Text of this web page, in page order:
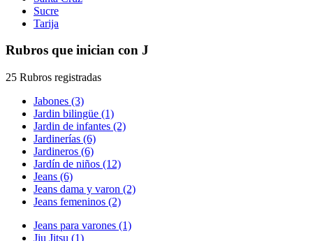
Sucre
Tarija
Rubros que inician con J
25 Rubros registradas
Jabones (3)
Jardin bilingüe (1)
Jardin de infantes (2)
Jardinerías (6)
Jardineros (6)
Jardín de niños (12)
Jeans (6)
Jeans dama y varon (2)
Jeans femeninos (2)
Jeans para varones (1)
Jiu Jitsu (1)